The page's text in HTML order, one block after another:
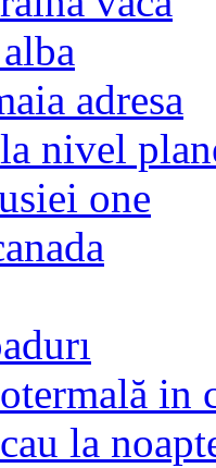
adresa
nivel
one
in
la